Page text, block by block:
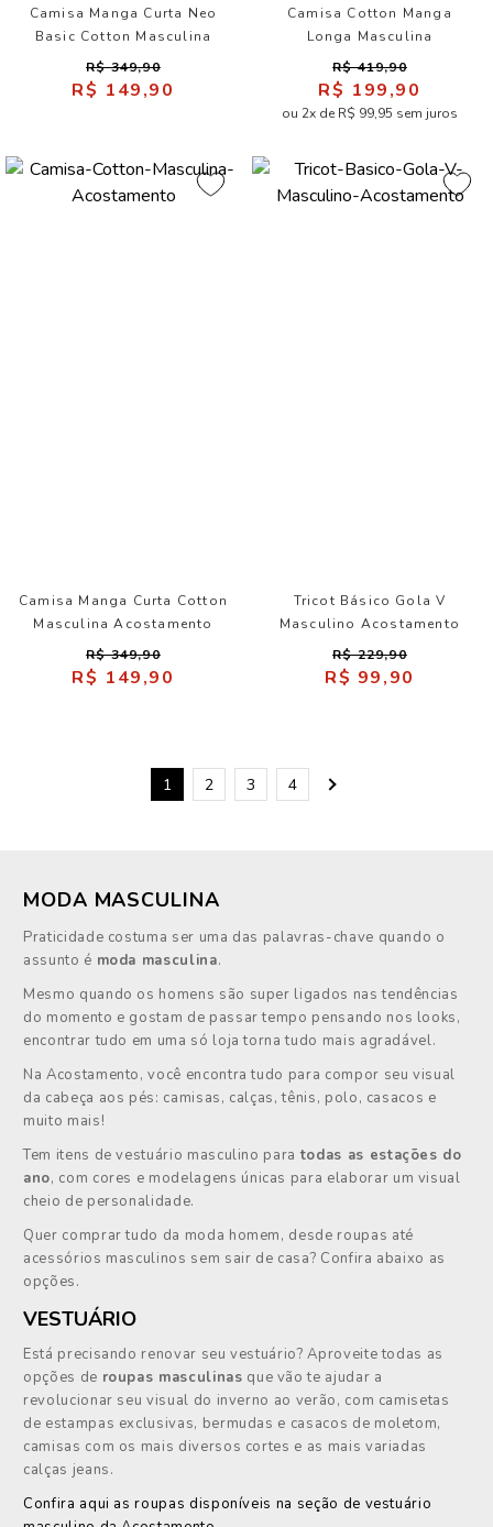
Camisa Manga Curta Neo
Basic Cotton Masculina
Acostamento
R$ 349,90
R$ 149,90
Camisa Cotton Manga
Longa Masculina
Acostamento
R$ 419,90
R$ 199,90
ou 2x de R$ 99,95 sem juros
Camisa Manga Curta Cotton
Masculina Acostamento
R$ 349,90
R$ 149,90
Tricot Básico Gola V
Masculino Acostamento
R$ 229,90
R$ 99,90
1 2 3 4
MODA MASCULINA
Praticidade costuma ser uma das palavras-chave quando o
assunto é moda masculina.
Mesmo quando os homens são super ligados nas tendências
do momento e gostam de passar tempo pensando nos looks,
encontrar tudo em uma só loja torna tudo mais agradável.
Na Acostamento, você encontra tudo para compor seu visual
da cabeça aos pés: camisas, calças, tênis, polo, casacos e
muito mais!
Tem itens de vestuário masculino paratodas as estações do
ano, com cores e modelagens únicas para elaborar um visual
cheio de personalidade.
Quer comprar tudo da moda homem, desde roupas até
acessórios masculinos sem sair de casa? Confira abaixo as
opções.
VESTUÁRIO
Está precisando renovar seu vestuário? Aproveite todas as
opções de roupas masculinas que vão te ajudar a
revolucionar seu visual do inverno ao verão, com camisetas
de estampas exclusivas, bermudas e casacos de moletom,
camisas com os mais diversos cortes e as mais variadas
calças jeans.
Confira aqui as roupas disponíveis na seção de vestuário